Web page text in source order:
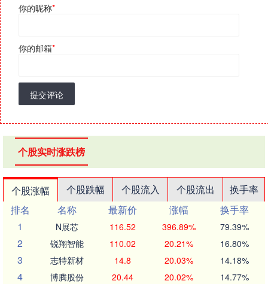
你的昵称*
你的邮箱*
提交评论
个股实时涨跌榜
个股涨幅 个股跌幅 个股流入 个股流出
换手率
排名
名称 最新价 涨幅
换手率
1
N展芯 116.52 396.89% 79.39%
2 锐翔智能 110.02 20.21% 16.80%
3 志特新材 14.8 20.03% 14.18%
4 博腾股份 20.44 20.02% 14.77%